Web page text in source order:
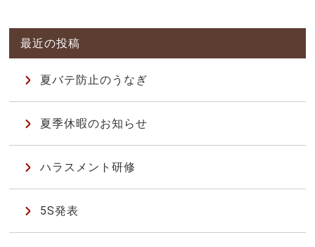
夏バテ防止のうなぎ
夏季休暇のお知らせ
ハラスメント研修
5S発表